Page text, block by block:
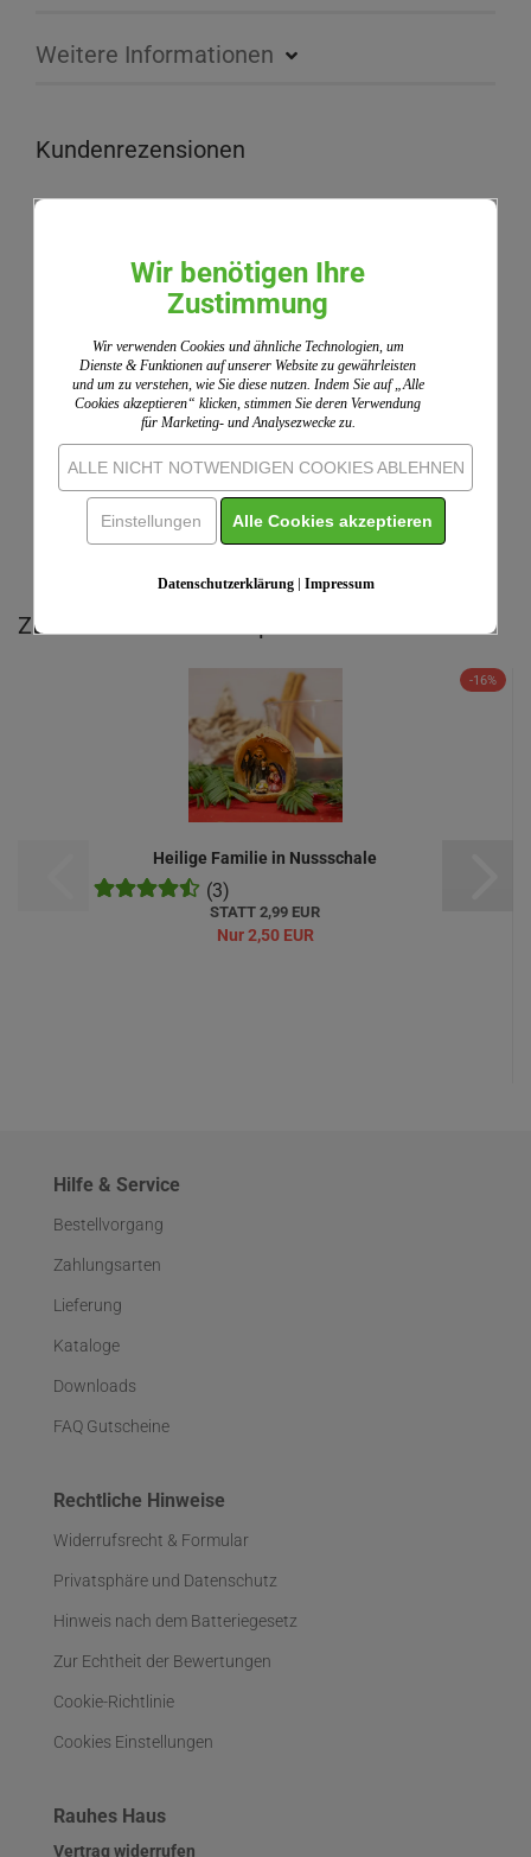
Weitere Informationen
Kundenrezensionen
Bewertung ohne Text
Wir nutzen ShopVote als unabhängigen Dienstleister
für die Einholung von Bewertungen. ShopVote hat
Maßnahmen getroffen, um sicherzustellen, dass es
sich um echte Bewertungen handelt.Mehr
Informationen
IHRE MEINUNG
Zu diesem Produkt empfehlen wir Ihnen:
-16%
Heilige Familie in Nussschale
(3)
STATT 2,99 EUR
Nur 2,50 EUR
Hilfe & Service
Bestellvorgang
Zahlungsarten
Lieferung
Kataloge
Downloads
FAQ Gutscheine
Rechtliche Hinweise
Widerrufsrecht & Formular
Privatsphäre und Datenschutz
Hinweis nach dem Batteriegesetz
Zur Echtheit der Bewertungen
Cookie-Richtlinie
Cookies Einstellungen
Rauhes Haus
Vertrag widerrufen
Wir benötigen Ihre
Zustimmung
Wir verwenden Cookies und ähnliche Technologien, um
Dienste & Funktionen auf unserer Website zu gewährleisten
und um zu verstehen, wie Sie diese nutzen. Indem Sie auf „Alle
Cookies akzeptieren“ klicken, stimmen Sie deren Verwendung
für Marketing- und Analysezwecke zu.
ALLE NICHT NOTWENDIGEN COOKIES ABLEHNEN
Einstellungen Alle Cookies akzeptieren
Datenschutzerklärung| Impressum